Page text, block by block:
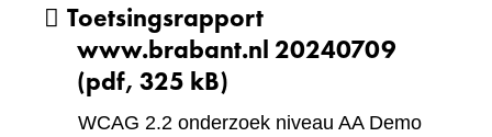
Toetsingsrapport
www.brabant.nl 20240709
(pdf, 325 kB)
WCAG 2.2 onderzoek niveau AA Demo